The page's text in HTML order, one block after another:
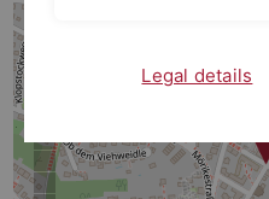
Legal details